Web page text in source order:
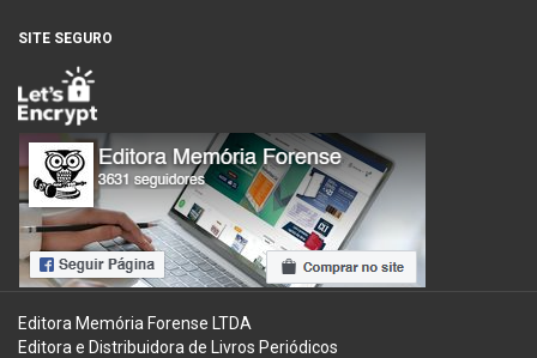
SITE SEGURO
Editora Memória Forense LTDA
Editora e Distribuidora de Livros Periódicos